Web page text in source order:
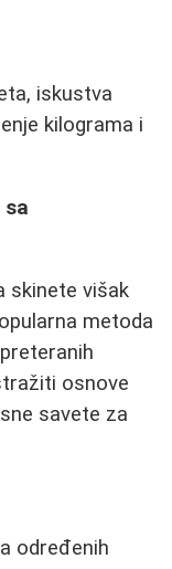
iskustva
kilograma i
sa
skinete višak
metoda
osnove
savete za
određenih